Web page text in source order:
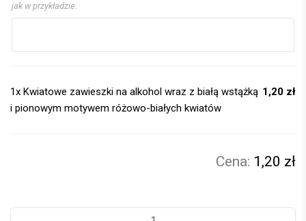
jak w przykładzie.
1x Kwiatowe zawieszki na alkohol wraz z białą wstążką
i pionowym motywem różowo-białych kwiatów
1,20 zł
1,20 zł